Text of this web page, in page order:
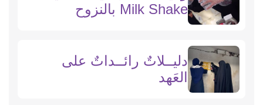
Milk Shake بالنزوح
دليــلاتٌ رائــداتٌ على
العَهد